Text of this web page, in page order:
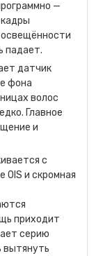
—
падает.
датчик
фона
волос
Главное
и
с
OIS и скромная
приходит
серию
вытянуть